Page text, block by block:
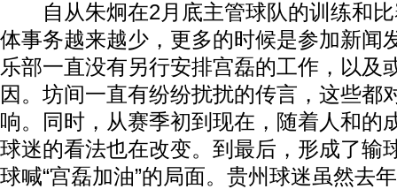
自从朱炯在2月底主管球队的训练和比
体事务越来越少，更多的时候是参加新闻
乐部一直没有另行安排宫磊的工作，以及
因。坊间一直有纷纷扰扰的传言，这些都
响。同时，从赛季初到现在，随着人和的
球迷的看法也在改变。到最后，形成了输
球喊“宫磊加油”的局面。贵州球迷虽然去